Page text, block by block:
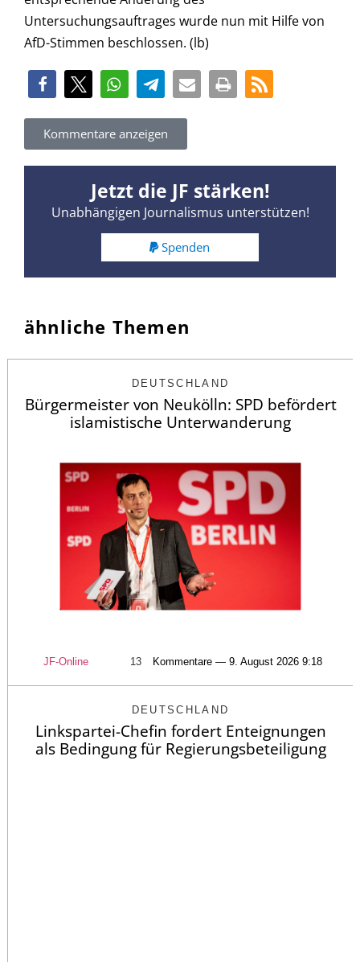
Untersuchungsauftrages wurde nun mit Hilfe von
AfD-Stimmen beschlossen. (lb)
Kommentare anzeigen
Jetzt die JF stärken!
Unabhängigen Journalismus unterstützen!
Spenden
ähnliche Themen
DEUTSCHLAND
Bürgermeister von Neukölln: SPD befördert
islamistische Unterwanderung
JF-Online 13 Kommentare — 9. August 2026 9:18
DEUTSCHLAND
Linkspartei-Chefin fordert Enteignungen
als Bedingung für Regierungsbeteiligung